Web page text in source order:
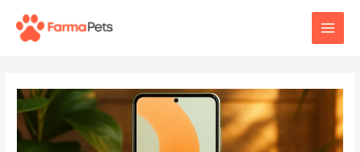
para
Main
navigation